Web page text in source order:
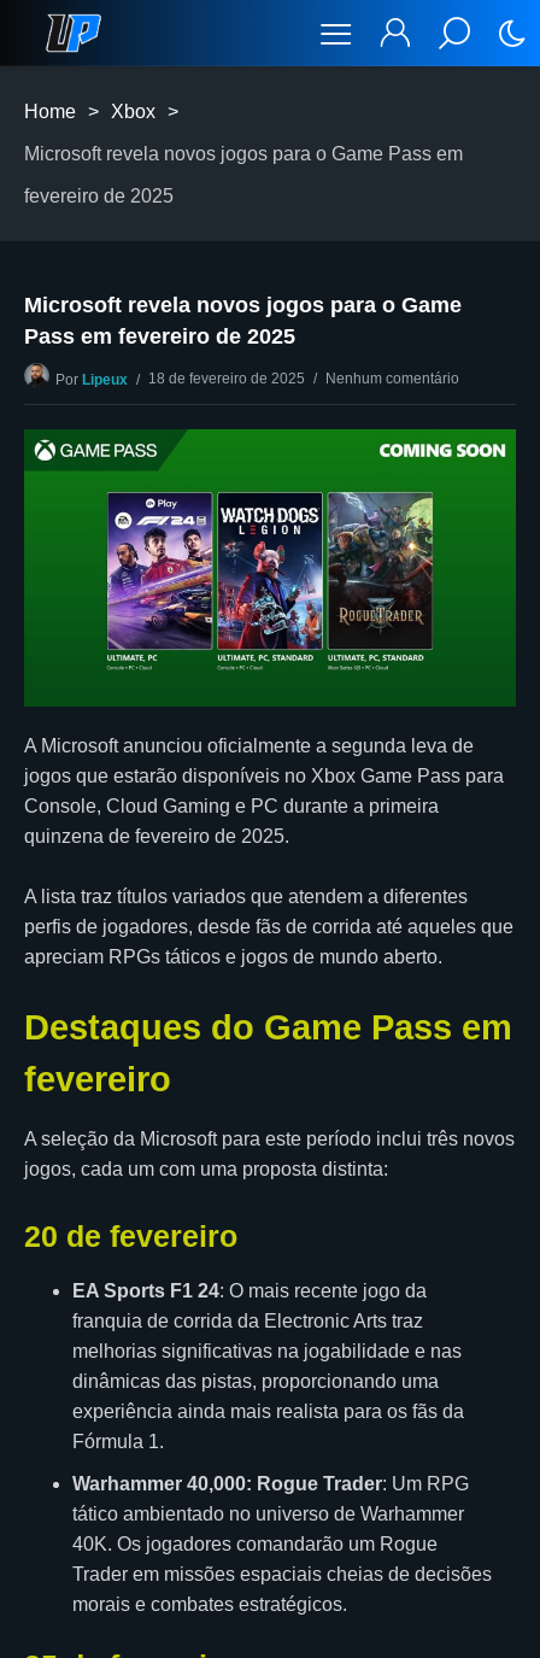
Home > Xbox >
Microsoft revela novos jogos para o Game Pass em
fevereiro de 2025
Microsoft revela novos jogos para o Game
Pass em fevereiro de 2025
Por Lipeux 18 de fevereiro de 2025 Nenhum comentário
A Microsoft anunciou oficialmente a segunda leva de
jogos que estarão disponíveis no Xbox Game Pass para
Console, Cloud Gaming e PC durante a primeira
quinzena de fevereiro de 2025.
A lista traz títulos variados que atendem a diferentes
perfis de jogadores, desde fãs de corrida até aqueles que
apreciam RPGs táticos e jogos de mundo aberto.
Destaques do Game Pass em
fevereiro
A seleção da Microsoft para este período inclui três novos
jogos, cada um com uma proposta distinta:
20 de fevereiro
EA Sports F1 24: O mais recente jogo da
franquia de corrida da Electronic Arts traz
melhorias significativas na jogabilidade e nas
dinâmicas das pistas, proporcionando uma
experiência ainda mais realista para os fãs da
Fórmula 1.
Warhammer 40,000: Rogue Trader: Um RPG
tático ambientado no universo de Warhammer
40K. Os jogadores comandarão um Rogue
Trader em missões espaciais cheias de decisões
morais e combates estratégicos.